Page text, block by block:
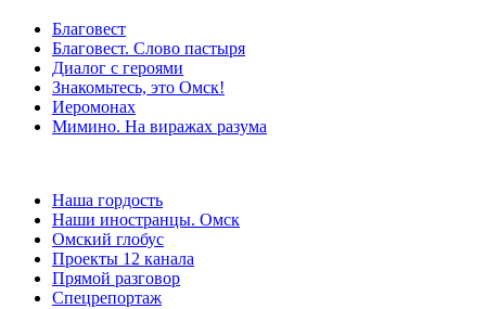
Благовест
Благовест. Слово пастыря
Диалог с героями
Знакомьтесь, это Омск!
Иеромонах
Мимино. На виражах разума
Наша гордость
Наши иностранцы. Омск
Омский глобус
Проекты 12 канала
Прямой разговор
Спецрепортаж